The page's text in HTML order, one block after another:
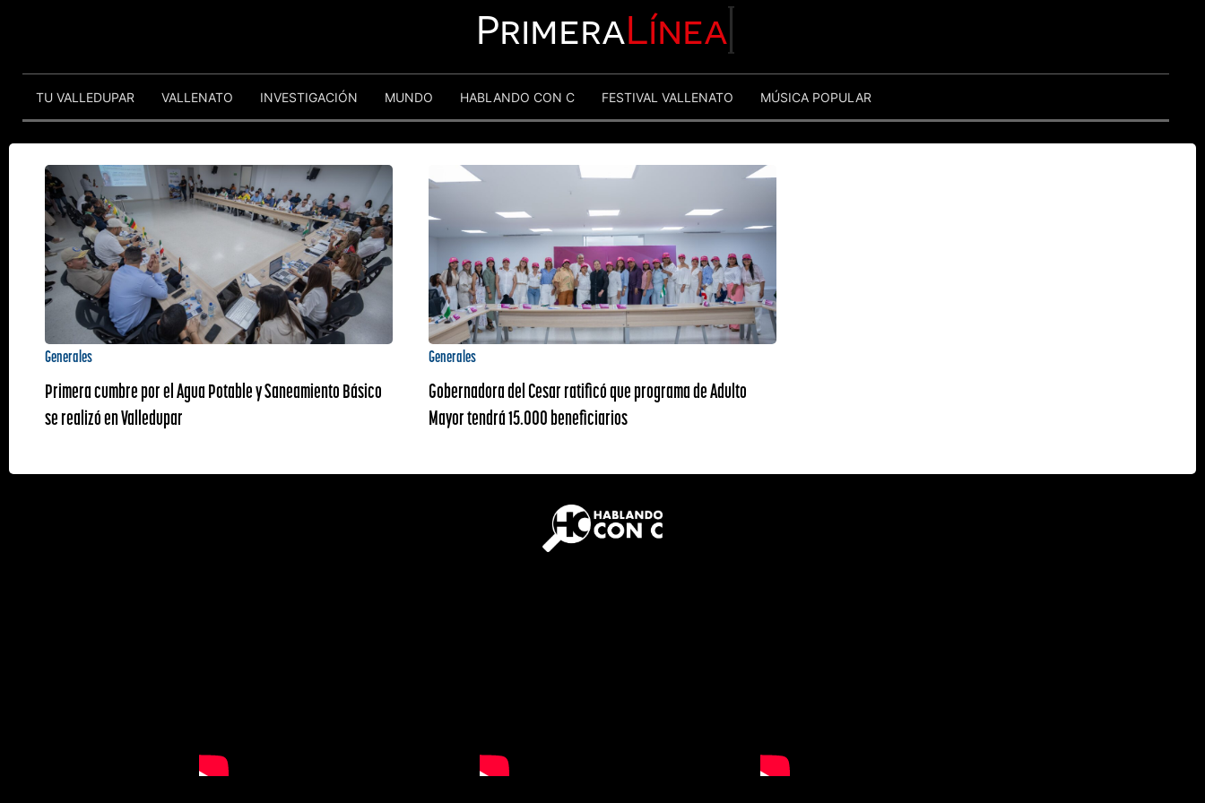
PrimeraLínea
TU VALLEDUPAR VALLENATO INVESTIGACIÓN MUNDO HABLANDO CON C FESTIVAL VALLENATO MÚSICA POPULAR
Generales
Primera cumbre por el Agua Potable y Saneamiento Básico
se realizó en Valledupar
Generales
Gobernadora del Cesar ratificó que programa de Adulto
Mayor tendrá 15.000 beneficiarios